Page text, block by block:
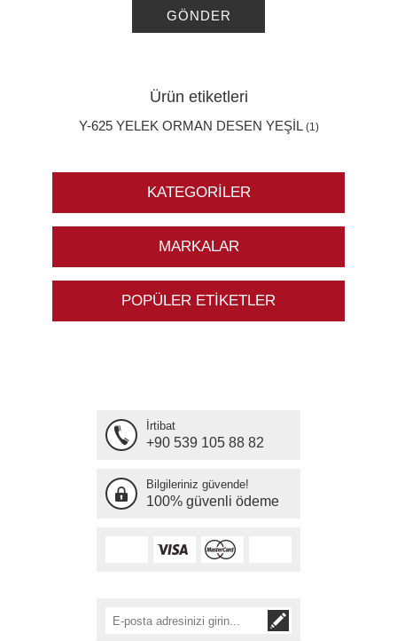
GÖNDER
Ürün etiketleri
Y-625 YELEK ORMAN DESEN YEŞİL (1)
KATEGORILER
MARKALAR
POPÜLER ETIKETLER
İrtibat
+90 539 105 88 82
Bilgileriniz güvende!
100% güvenli ödeme